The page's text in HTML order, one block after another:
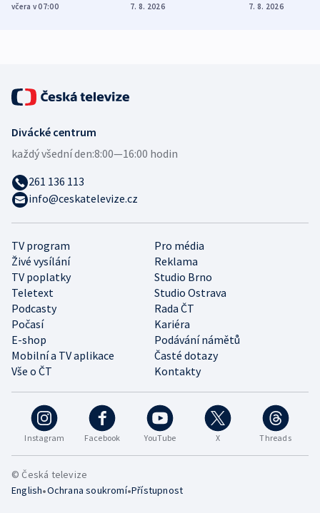
Poláky nebezpečné
včera v 07:00
míní estonský
7. 8. 2026
ukázala
7. 8. 2026
Instagram Facebook YouTube X Threads
TV program
Pro média
Živé vysílání
Reklama
TV poplatky
Studio Brno
Teletext
Studio Ostrava
Podcasty
Rada ČT
Počasí
Kariéra
E-shop
Podávání námětů
Mobilní a TV aplikace
Časté dotazy
Vše o ČT
Kontakty
Divácké centrum
každý všední den:8:00—16:00 hodin
261 136 113
info@ceskatelevize.cz
© Česká televize
English•Ochrana soukromí•Přístupnost